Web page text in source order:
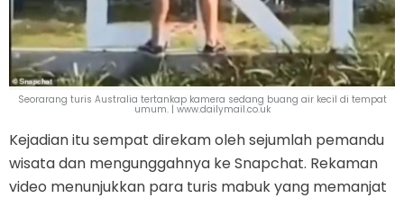
Seorarang turis Australia tertankap kamera sedang buang air kecil di tempat
umum. | www.dailymail.co.uk
Kejadian itu sempat direkam oleh sejumlah pemandu
wisata dan mengunggahnya ke Snapchat. Rekaman
video menunjukkan para turis mabuk yang memanjat